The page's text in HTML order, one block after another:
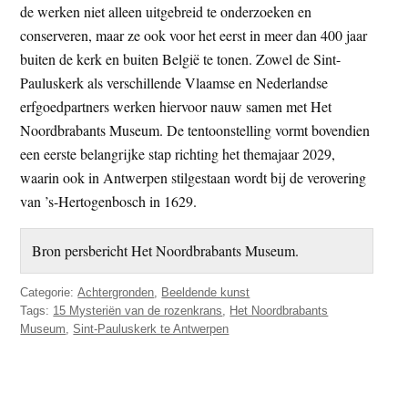
de werken niet alleen uitgebreid te onderzoeken en
conserveren, maar ze ook voor het eerst in meer dan 400 jaar
buiten de kerk en buiten België te tonen. Zowel de Sint-
Pauluskerk als verschillende Vlaamse en Nederlandse
erfgoedpartners werken hiervoor nauw samen met Het
Noordbrabants Museum. De tentoonstelling vormt bovendien
een eerste belangrijke stap richting het themajaar 2029,
waarin ook in Antwerpen stilgestaan wordt bij de verovering
van ’s-Hertogenbosch in 1629.
Bron persbericht Het Noordbrabants Museum.
Categorie:Achtergronden, Beeldende kunst
Tags: 15 Mysteriën van de rozenkrans, Het Noordbrabants
Museum,Sint-Pauluskerk te Antwerpen